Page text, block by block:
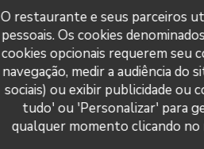
O restaurante e seus parceiros
pessoais. Os cookies
cookies opcionais requerem seu
navegação, medir a audiência do
sociais) ou exibir publicidade ou
tudo' ou 'Personalizar' para
qualquer momento clicando no
LES DESSERTS
Les Entrées
Les Plats
Les Desserts